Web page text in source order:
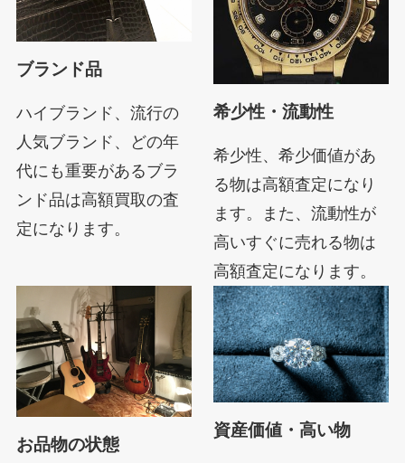
ブランド品
ハイブランド、流行の
人気ブランド、どの年
代にも重要があるブラ
ンド品は高額買取の査
定になります。
希少性・流動性
希少性、希少価値があ
る物は高額査定になり
ます。また、流動性が
高いすぐに売れる物は
高額査定になります。
お品物の状態
資産価値・高い物